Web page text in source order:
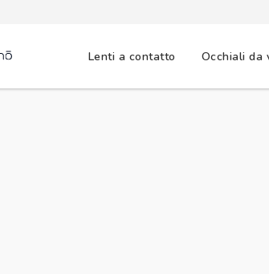
Lenti a contatto Occhiali da